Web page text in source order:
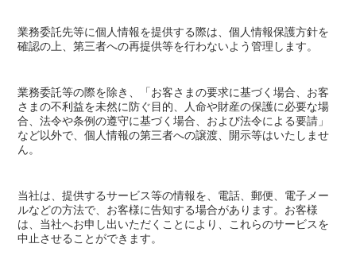
業務委託先等に個人情報を提供する際は、個人情報保護方針を
確認の上、第三者への再提供等を行わないよう管理します。
業務委託等の際を除き、「お客さまの要求に基づく場合、お客
さまの不利益を未然に防ぐ目的、人命や財産の保護に必要な場
合、法令や条例の遵守に基づく場合、および法令による要請」
など以外で、個人情報の第三者への譲渡、開示等はいたしませ
ん。
当社は、提供するサービス等の情報を、電話、郵便、電子メー
ルなどの方法で、お客様に告知する場合があります。お客様
は、当社へお申し出いただくことにより、これらのサービスを
中止させることができます。